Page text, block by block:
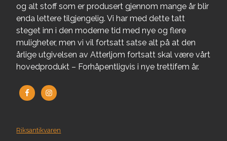
og alt stoff som er produsert gjennom mange år blir
enda lettere tilgjengelig. Vi har med dette tatt
steget inn i den moderne tid med nye og flere
muligheter, men vi vil fortsatt satse alt på at den
årlige utgivelsen av Atterljom fortsatt skal være vårt
hovedprodukt – Forhåpentligvis i nye trettifem år.
Riksantikvaren